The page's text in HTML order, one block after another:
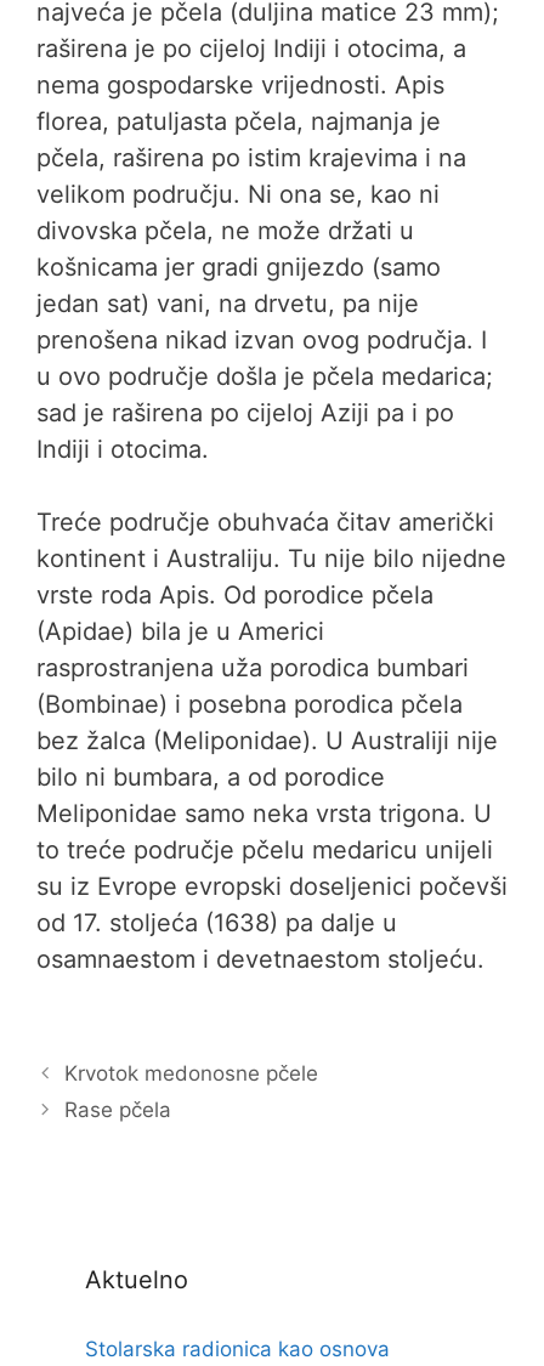
najveća je pčela (duljina matice 23 mm);
raširena je po cijeloj Indiji i otocima, a
nema gospodarske vrijednosti. Apis
florea, patuljasta pčela, najmanja je
pčela, raširena po istim krajevima i na
velikom području. Ni ona se, kao ni
divovska pčela, ne može držati u
košnicama jer gradi gnijezdo (samo
jedan sat) vani, na drvetu, pa nije
prenošena nikad izvan ovog područja. I
u ovo područje došla je pčela medarica;
sad je raširena po cijeloj Aziji pa i po
Indiji i otocima.
Treće područje obuhvaća čitav američki
kontinent i Australiju. Tu nije bilo nijedne
vrste roda Apis. Od porodice pčela
(Apidae) bila je u Americi
rasprostranjena uža porodica bumbari
(Bombinae) i posebna porodica pčela
bez žalca (Meliponidae). U Australiji nije
bilo ni bumbara, a od porodice
Meliponidae samo neka vrsta trigona. U
to treće područje pčelu medaricu unijeli
su iz Evrope evropski doseljenici počevši
od 17. stoljeća (1638) pa dalje u
osamnaestom i devetnaestom stoljeću.
Krvotok medonosne pčele
Rase pčela
Aktuelno
Stolarska radionica kao osnova